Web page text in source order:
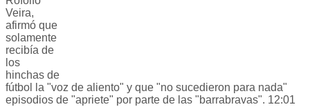
Veira,
afirmó que
solamente
recibía de
los
hinchas de
fútbol la "voz de aliento" y que "no sucedieron para nada"
episodios de "apriete" por parte de las "barrabravas". 12:01